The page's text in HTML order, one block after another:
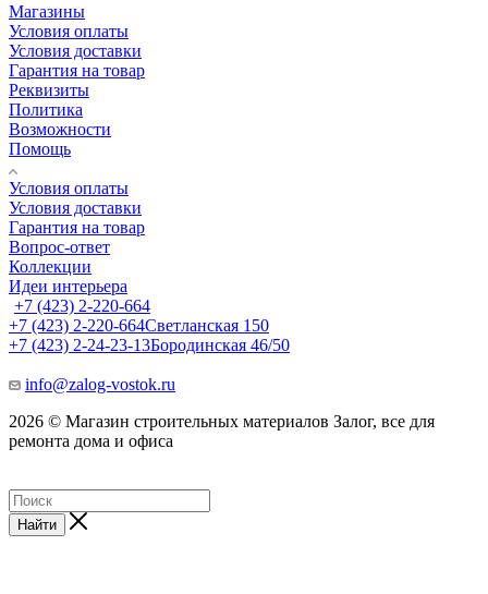
Магазины
Условия оплаты
Условия доставки
Гарантия на товар
Реквизиты
Политика
Возможности
Помощь
Условия оплаты
Условия доставки
Гарантия на товар
Вопрос-ответ
Коллекции
Идеи интерьера
+7 (423) 2-220-664
+7 (423) 2-220-664Светланская 150
+7 (423) 2-24-23-13Бородинская 46/50
info@zalog-vostok.ru
2026 © Магазин строительных материалов Залог, все для
ремонта дома и офиса
Найти